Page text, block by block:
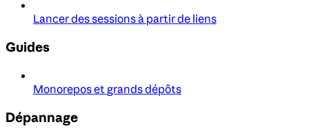
Lancer des sessions à partir de liens
Guides
Monorepos et grands dépôts
Dépannage